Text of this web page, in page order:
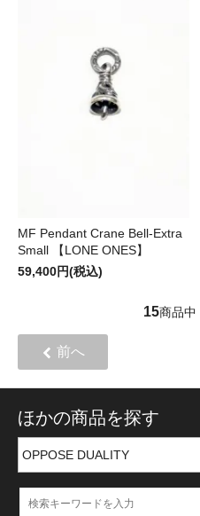
MF Pendant Crane Bell-Extra
Small 【LONE ONES】
59,400円(税込)
15商品中
前へ
ほかの商品を探す